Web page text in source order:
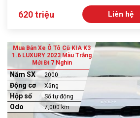
620 triệu Liên hệ
Mua Bán Xe Ô Tô Cũ KIA K3
1.6 LUXURY 2023 Màu Trắng
Mới Đi 7 Nghìn
Năm SX 2000
Động cơ Xăng
Hộp số Số tự động
Odo 7,000 km